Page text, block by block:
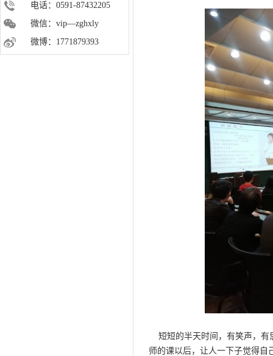
电话：0591-87432205
微信：vip—zghxly
微博：1771879393
短短的半天时间，有笑声，有
师的课以后，让人一下子觉得自